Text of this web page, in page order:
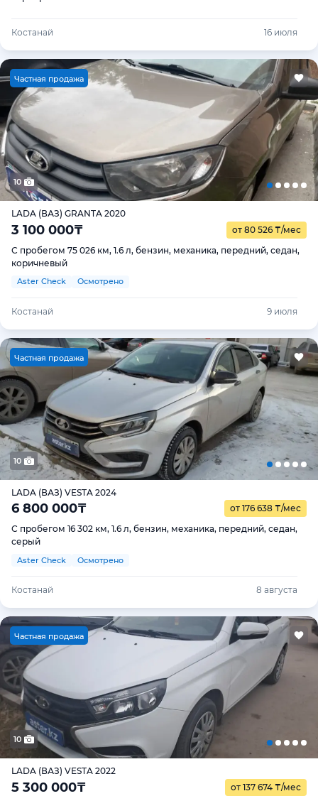
Костанай 16 июля
Частная продажа
10
LADA (ВАЗ) GRANTA 2020
3 100 000₸ от 80 526 ₸/мес
С пробегом 75 026 км, 1.6 л, бензин, механика, передний, седан,
коричневый
Aster Check Осмотрено
Костанай 9 июля
Частная продажа
10
LADA (ВАЗ) VESTA 2024
6 800 000₸ от 176 638 ₸/мес
С пробегом 16 302 км, 1.6 л, бензин, механика, передний, седан,
серый
Aster Check Осмотрено
Костанай 8 августа
Частная продажа
10
LADA (ВАЗ) VESTA 2022
5 300 000₸ от 137 674 ₸/мес